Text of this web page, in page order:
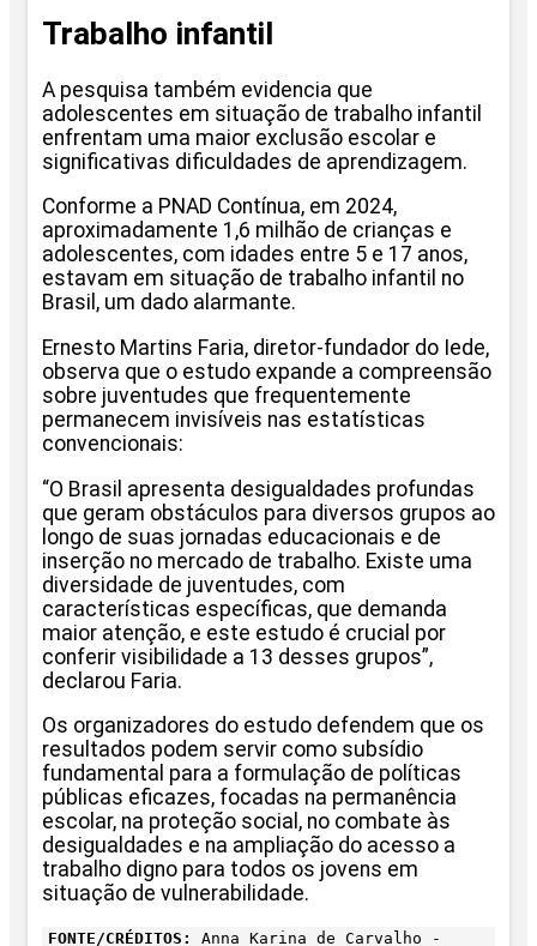
Trabalho infantil
A pesquisa também evidencia que
adolescentes em situação de trabalho infantil
enfrentam uma maior exclusão escolar e
significativas dificuldades de aprendizagem.
Conforme a PNAD Contínua, em 2024,
aproximadamente 1,6 milhão de crianças e
adolescentes, com idades entre 5 e 17 anos,
estavam em situação de trabalho infantil no
Brasil, um dado alarmante.
Ernesto Martins Faria, diretor-fundador do Iede,
observa que o estudo expande a compreensão
sobre juventudes que frequentemente
permanecem invisíveis nas estatísticas
convencionais:
“O Brasil apresenta desigualdades profundas
que geram obstáculos para diversos grupos ao
longo de suas jornadas educacionais e de
inserção no mercado de trabalho. Existe uma
diversidade de juventudes, com
características específicas, que demanda
maior atenção, e este estudo é crucial por
conferir visibilidade a 13 desses grupos”,
declarou Faria.
Os organizadores do estudo defendem que os
resultados podem servir como subsídio
fundamental para a formulação de políticas
públicas eficazes, focadas na permanência
escolar, na proteção social, no combate às
desigualdades e na ampliação do acesso a
trabalho digno para todos os jovens em
situação de vulnerabilidade.
FONTE/CRÉDITOS:
Anna Karina de Carvalho -